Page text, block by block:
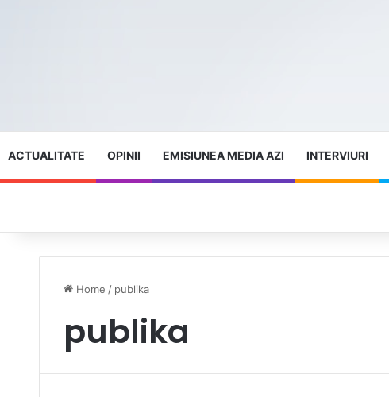
ACTUALITATE OPINII EMISIUNEA MEDIA AZI INTERVIURI
Home / publika
publika